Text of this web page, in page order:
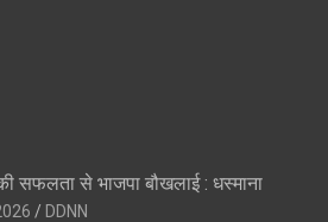
सफलता से भाजपा बौखलाई : धस्माना
DDNN